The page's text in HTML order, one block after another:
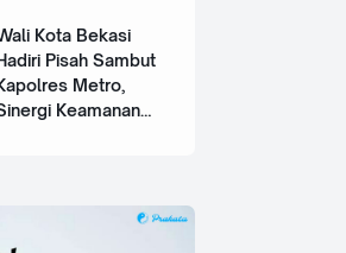
Nyata untuk
Kota Bekasi
Pisah Sambut
Metro,
Keamanan